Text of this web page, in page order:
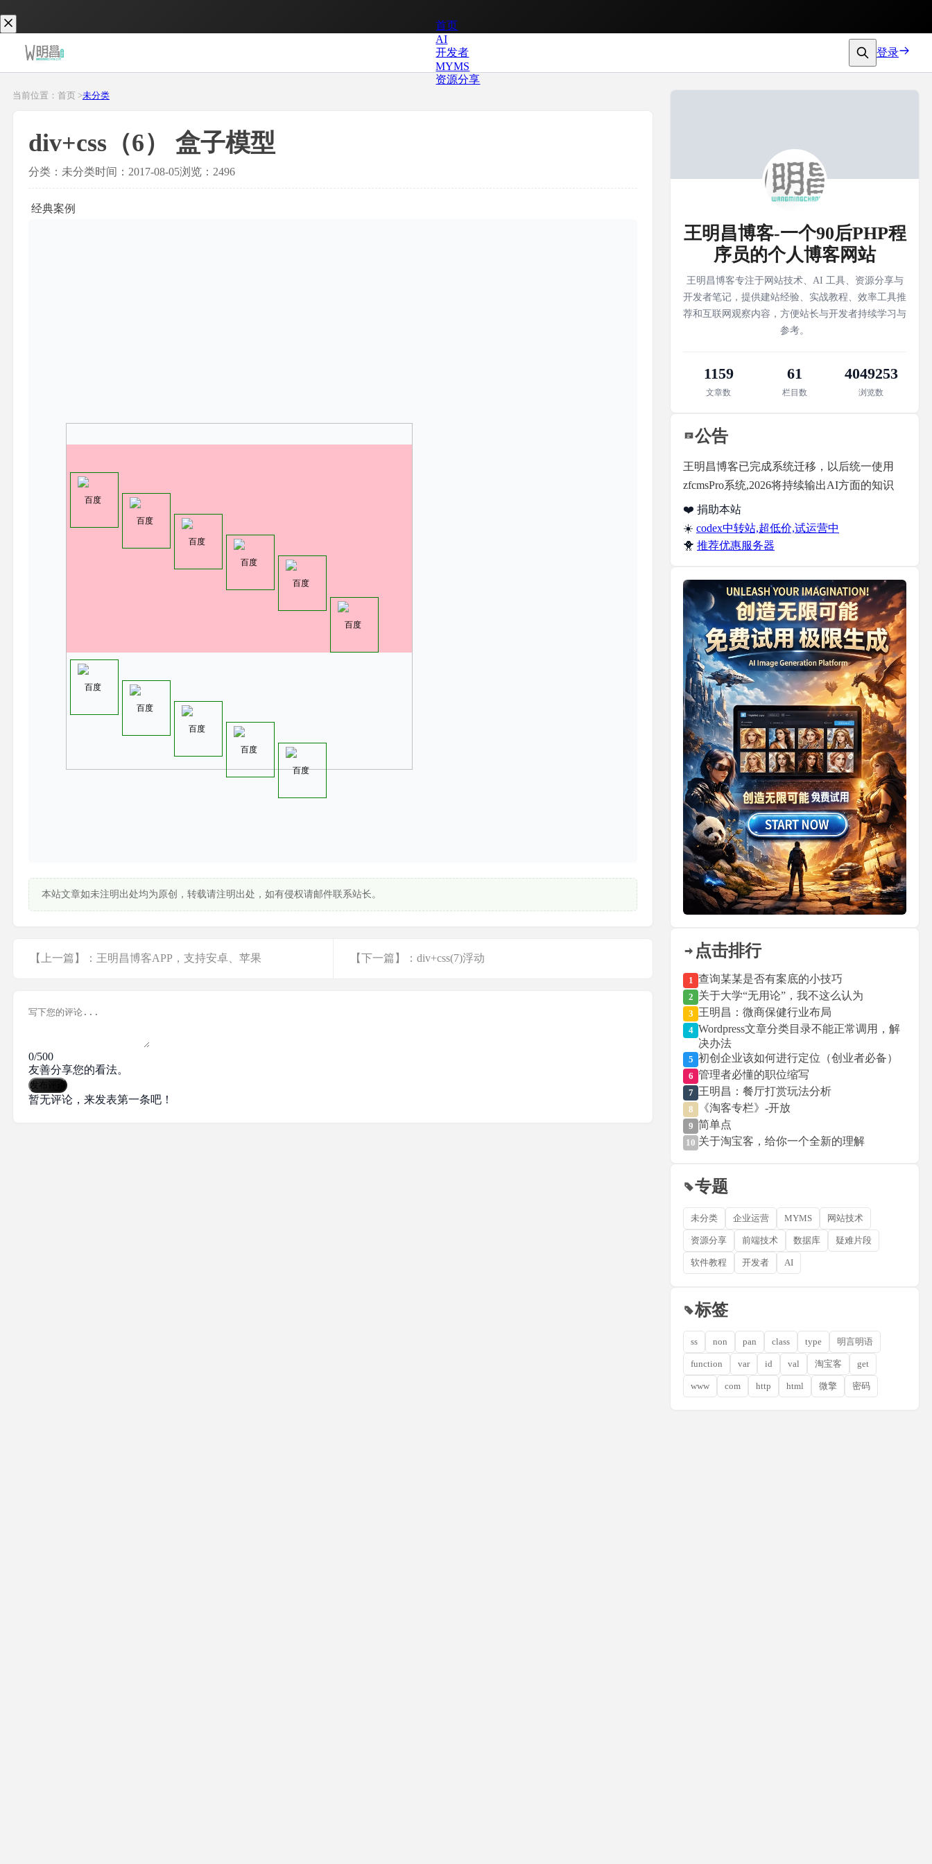
首页
AI
开发者
MYMS
资源分享
登录
当前位置：首页 >未分类
div+css（6） 盒子模型
分类：未分类时间：2017-08-05浏览：2496
经典案例
百度
百度
百度
百度
百度
百度
百度
百度
百度
百度
百度
本站文章如未注明出处均为原创，转载请注明出处，如有侵权请邮件联系站长。
【上一篇】：王明昌博客APP，支持安卓、苹果 【下一篇】：div+css(7)浮动
0/500
友善分享您的看法。
发布评论
暂无评论，来发表第一条吧！
王明昌博客-一个90后PHP程
序员的个人博客网站
王明昌博客专注于网站技术、AI 工具、资源分享与
开发者笔记，提供建站经验、实战教程、效率工具推
荐和互联网观察内容，方便站长与开发者持续学习与
参考。
1159
文章数
61
栏目数
4049253
浏览数
公告
王明昌博客已完成系统迁移，以后统一使用
zfcmsPro系统,2026将持续输出AI方面的知识
❤️ 捐助本站
☀️ codex中转站,超低价,试运营中
🐥 推荐优惠服务器
点击排行
1 查询某某是否有案底的小技巧
2 关于大学“无用论”，我不这么认为
3 王明昌：微商保健行业布局
4 Wordpress文章分类目录不能正常调用，解
决办法
5 初创企业该如何进行定位（创业者必备）
6 管理者必懂的职位缩写
7 王明昌：餐厅打赏玩法分析
8 《淘客专栏》-开放
9 简单点
10 关于淘宝客，给你一个全新的理解
专题
未分类 企业运营 MYMS 网站技术
资源分享 前端技术 数据库 疑难片段
软件教程 开发者 AI
标签
ss non pan class type 明言明语
function var id val 淘宝客 get
www com http html 微擎 密码